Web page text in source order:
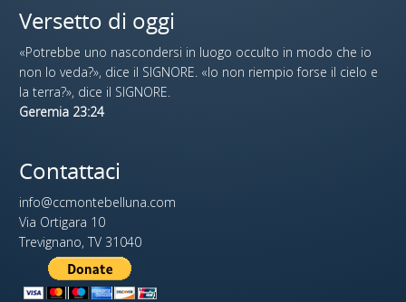
Versetto di oggi
«Potrebbe uno nascondersi in luogo occulto in modo che io
non lo veda?», dice il SIGNORE. «Io non riempio forse il cielo e
la terra?», dice il SIGNORE.
Geremia 23:24
Contattaci
info@ccmontebelluna.com
Via Ortigara 10
Trevignano, TV 31040